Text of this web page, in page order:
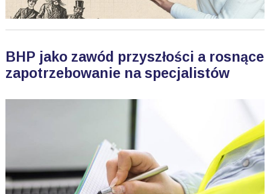
BHP jako zawód przyszłości a rosnące
zapotrzebowanie na specjalistów